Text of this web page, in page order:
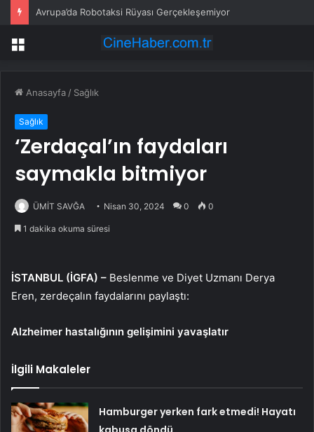
Avrupa’da Robotaksi Rüyası Gerçekleşemiyor
Menü
Anasayfa / Sağlık
Sağlık
‘Zerdaçal’ın faydaları
saymakla bitmiyor
ÜMİT SAVĞA Nisan 30, 2024 0 0
1 dakika okuma süresi
İSTANBUL (İGFA) – Beslenme ve Diyet Uzmanı Derya
Eren, zerdeçalın faydalarını paylaştı:
Alzheimer hastalığının gelişimini yavaşlatır
İlgili Makaleler
Hamburger yerken fark etmedi! Hayatı